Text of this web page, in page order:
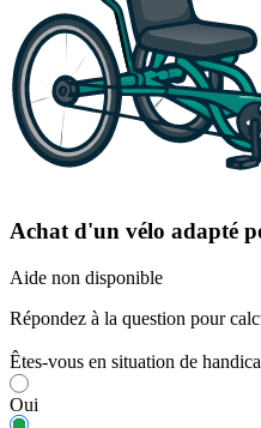
Achat d'un vélo adapté
Aide non disponible
Répondez à la question pour
Êtes-vous en situation de
Oui